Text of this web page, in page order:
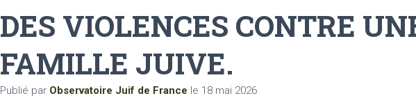
DES VIOLENCES CONTRE
FAMILLE JUIVE.
Publié par Observatoire Juif de France le 18 mai 2026